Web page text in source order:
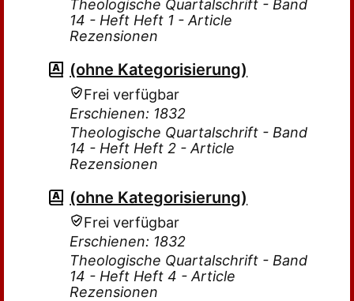
Theologische Quartalschrift - Band
14 - Heft Heft 1 - Article
Rezensionen
(ohne Kategorisierung)
Frei verfügbar
Erschienen: 1832
Theologische Quartalschrift - Band
14 - Heft Heft 2 - Article
Rezensionen
(ohne Kategorisierung)
Frei verfügbar
Erschienen: 1832
Theologische Quartalschrift - Band
14 - Heft Heft 4 - Article
Rezensionen